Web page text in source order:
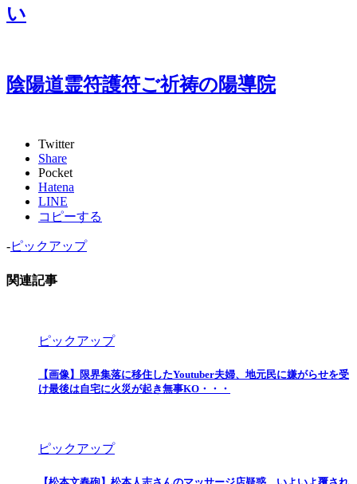
い
陰陽道霊符護符ご祈祷の陽導院
Twitter
Share
Pocket
Hatena
LINE
コピーする
-ピックアップ
関連記事
ピックアップ
【画像】限界集落に移住したYoutuber夫婦、地元民に嫌がらせを受
け最後は自宅に火災が起き無事KO・・・
ピックアップ